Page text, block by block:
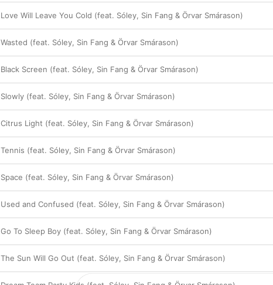
Love Will Leave You Cold (feat. Sóley, Sin Fang & Örvar Smárason)
Wasted (feat. Sóley, Sin Fang & Örvar Smárason)
Black Screen (feat. Sóley, Sin Fang & Örvar Smárason)
Slowly (feat. Sóley, Sin Fang & Örvar Smárason)
Citrus Light (feat. Sóley, Sin Fang & Örvar Smárason)
Tennis (feat. Sóley, Sin Fang & Örvar Smárason)
Space (feat. Sóley, Sin Fang & Örvar Smárason)
Used and Confused (feat. Sóley, Sin Fang & Örvar Smárason)
Go To Sleep Boy (feat. Sóley, Sin Fang & Örvar Smárason)
The Sun Will Go Out (feat. Sóley, Sin Fang & Örvar Smárason)